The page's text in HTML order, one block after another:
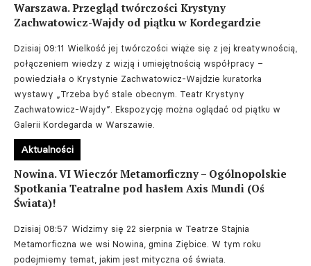
Warszawa. Przegląd twórczości Krystyny
Zachwatowicz-Wajdy od piątku w Kordegardzie
Dzisiaj 09:11 Wielkość jej twórczości wiąże się z jej kreatywnością,
połączeniem wiedzy z wizją i umiejętnością współpracy –
powiedziała o Krystynie Zachwatowicz-Wajdzie kuratorka
wystawy „Trzeba być stale obecnym. Teatr Krystyny
Zachwatowicz-Wajdy”. Ekspozycję można oglądać od piątku w
Galerii Kordegarda w Warszawie.
Nowina. VI Wieczór Metamorficzny – Ogólnopolskie
Spotkania Teatralne pod hasłem Axis Mundi (Oś
Świata)!
Dzisiaj 08:57 Widzimy się 22 sierpnia w Teatrze Stajnia
Metamorficzna we wsi Nowina, gmina Ziębice. W tym roku
podejmiemy temat, jakim jest mityczna oś świata.
Aktualności